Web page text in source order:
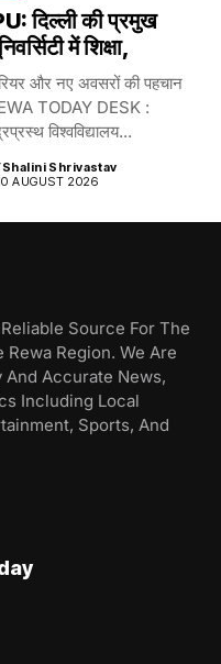
दिल्ली की प्रमुख
में शिक्षा,
और नए अवसरों की पहचान
TODAY DESK :
विश्वविद्यालय...
Shalini Shrivastav
AUGUST 2026
Source For The
Region. We Are
Accurate News,
Including Local
Sports, And